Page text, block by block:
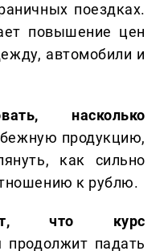
поездках.
повышение цен
автомобили и
насколько
продукцию,
как сильно
к рублю.
что курс
продолжит падать